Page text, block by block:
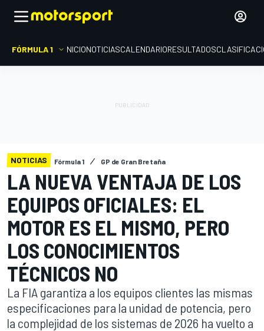
FÓRMULA 1 INICIONOTICIASCALENDARIORESULTADOS
NOTICIAS Fórmula 1 GP de Gran Bretaña
LA NUEVA VENTAJA DE LOS
EQUIPOS OFICIALES: EL
MOTOR ES EL MISMO, PERO
LOS CONOCIMIENTOS
TÉCNICOS NO
La FIA garantiza a los equipos clientes las mismas
especificaciones para la unidad de potencia, pero
la complejidad de los sistemas de 2026 ha vuelto a